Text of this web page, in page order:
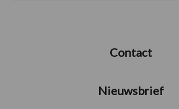
Contact
Nieuwsbrief